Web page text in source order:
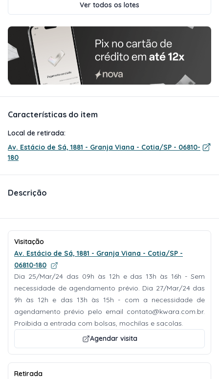
Ver todos os lotes
Características do item
Local de retirada:
Av. Estácio de Sá, 1881 - Granja Viana - Cotia/SP - 06810-
180
Descrição
Visitação
Av. Estácio de Sá, 1881 - Granja Viana - Cotia/SP -
06810-180
Dia 25/Mar/24 das 09h às 12h e das 13h às 16h - Sem
necessidade de agendamento prévio. Dia 27/Mar/24 das
9h às 12h e das 13h às 15h - com a necessidade de
agendamento prévio pelo email contato@kwara.com.br.
Proibida a entrada com bolsas, mochilas e sacolas.
Agendar visita
Retirada